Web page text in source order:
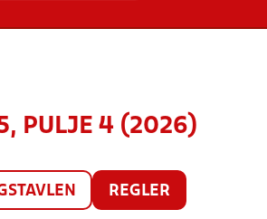
PULJE 4 (2026)
REGLER